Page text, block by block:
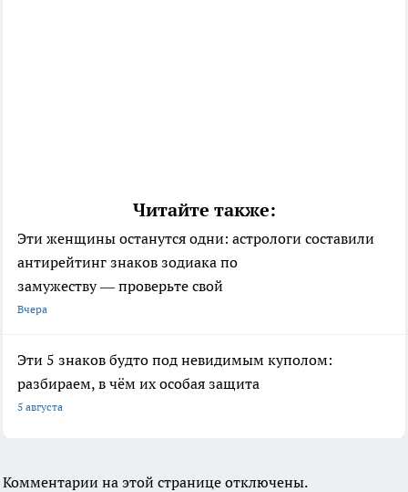
Читайте также:
Эти женщины останутся одни: астрологи составили
антирейтинг знаков зодиака по
замужеству — проверьте свой
Вчера
Эти 5 знаков будто под невидимым куполом:
разбираем, в чём их особая защита
5 августа
Комментарии на этой странице отключены.